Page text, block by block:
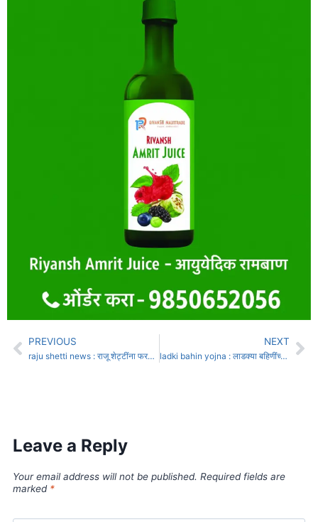
PREVIOUS
raju shetti news : राजू शेट्टींना फरफटत नेलं, जानकरांना उचलून नेलं; कोकणातल्या काजू आंबा उत्पादक आंदोलकांना पोलिसांनी ताब्यात घेतलं, मुंबईत घमासान
NEXT
ladki bahin yojna : लाडक्या बहिणींच्या खात्यात दोन दिवसात 3000 रुपये जमा, एप्रिलच्या हप्त्याची रक्कम जमा होण्यास सुरुवात
Leave a Reply
Your email address will not be published. Required fields are
marked *